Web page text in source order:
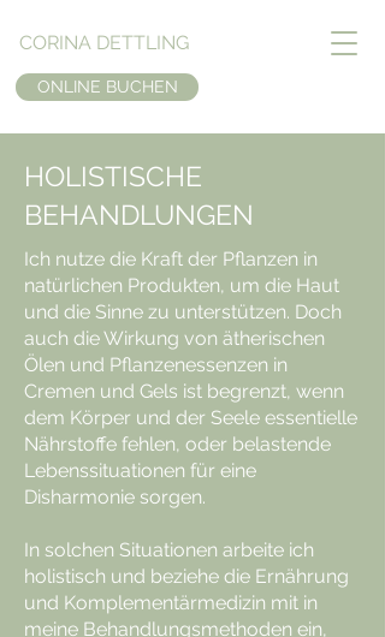
CORINA DETTLING
ONLINE BUCHEN
HOLISTISCHE
BEHANDLUNGEN
Ich nutze die Kraft der Pflanzen in
natürlichen Produkten, um die Haut
und die Sinne zu unterstützen. Doch
auch die Wirkung von ätherischen
Ölen und Pflanzenessenzen in
Cremen und Gels ist begrenzt, wenn
dem Körper und der Seele essentielle
Nährstoffe fehlen, oder belastende
Lebenssituationen für eine
Disharmonie sorgen.
In solchen Situationen arbeite ich
holistisch und beziehe die Ernährung
und Komplementärmedizin mit in
meine Behandlungsmethoden ein,